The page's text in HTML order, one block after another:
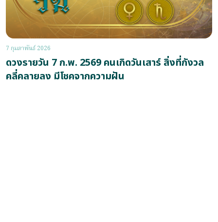
7 กุมภาพันธ์ 2026
ดวงรายวัน 7 ก.พ. 2569 คนเกิดวันเสาร์ สิ่งที่กังวล
คลี่คลายลง มีโชคจากความฝัน